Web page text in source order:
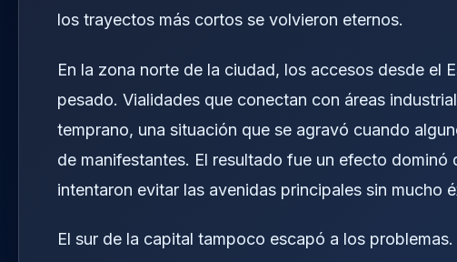
los trayectos más cortos se volvieron eternos.
En la zona norte de la ciudad, los accesos desde el
pesado. Vialidades que conectan con áreas
temprano, una situación que se agravó cuando
de manifestantes. El resultado fue un efecto
intentaron evitar las avenidas principales sin mucho
El sur de la capital tampoco escapó a los